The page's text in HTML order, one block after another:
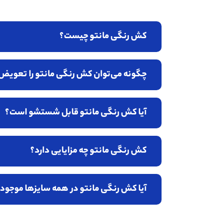
کش رنگی مانتو چیست؟
چگونه می‌توان کش رنگی مانتو را
آیا کش رنگی مانتو قابل شستشو است؟
کش رنگی مانتو چه مزایایی دارد؟
آیا کش رنگی مانتو در همه سایزها